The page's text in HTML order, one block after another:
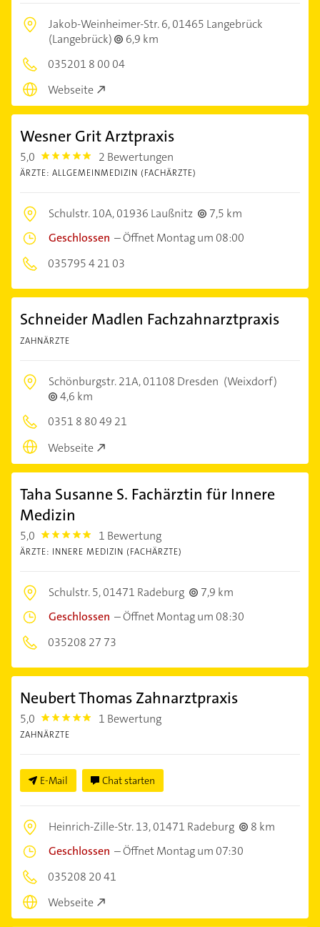
Jakob-Weinheimer-Str. 6,01465 Langebrück
(Langebrück)
6,9 km
035201 8 00 04
Webseite
Wesner Grit Arztpraxis
5,0 5.0 2 Bewertungen
ÄRZTE: ALLGEMEINMEDIZIN (FACHÄRZTE)
Schulstr. 10A,01936 Laußnitz
7,5 km
Geschlossen –Öffnet Montag um 08:00
035795 4 21 03
Schneider Madlen Fachzahnarztpraxis
ZAHNÄRZTE
Schönburgstr. 21A,01108 Dresden (Weixdorf)
4,6 km
0351 8 80 49 21
Webseite
Taha Susanne S. Fachärztin für Innere
Medizin
5,0 5.0 1 Bewertung
ÄRZTE: INNERE MEDIZIN (FACHÄRZTE)
Schulstr. 5,01471 Radeburg
7,9 km
Geschlossen –Öffnet Montag um 08:30
035208 27 73
Neubert Thomas Zahnarztpraxis
5,0 5.0 1 Bewertung
ZAHNÄRZTE
E-Mail Chat starten
Heinrich-Zille-Str. 13,01471 Radeburg
8 km
Geschlossen –Öffnet Montag um 07:30
035208 20 41
Webseite